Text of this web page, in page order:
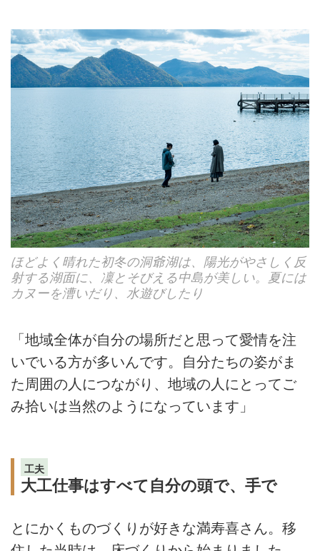
ほどよく晴れた初冬の洞爺湖は、陽光がやさしく反
射する湖面に、凜とそびえる中島が美しい。夏には
カヌーを漕いだり、水遊びしたり
「地域全体が自分の場所だと思って愛情を注
いでいる方が多いんです。自分たちの姿がま
た周囲の人につながり、地域の人にとってご
み拾いは当然のようになっています」
工夫
大工仕事はすべて自分の頭で、手で
とにかくものづくりが好きな満寿喜さん。移